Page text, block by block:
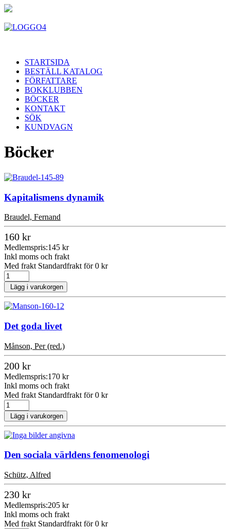
STARTSIDA
BESTÄLL KATALOG
FÖRFATTARE
BOKKLUBBEN
BÖCKER
KONTAKT
SÖK
KUNDVAGN
Böcker
Kapitalismens dynamik
Braudel, Fernand
160 kr
Medlemspris:145 kr
Inkl moms och frakt
Med frakt Standardfrakt för 0 kr
Lägg i varukorgen
Det goda livet
Månson, Per (red.)
200 kr
Medlemspris:170 kr
Inkl moms och frakt
Med frakt Standardfrakt för 0 kr
Lägg i varukorgen
Den sociala världens fenomenologi
Schütz, Alfred
230 kr
Medlemspris:205 kr
Inkl moms och frakt
Med frakt Standardfrakt för 0 kr